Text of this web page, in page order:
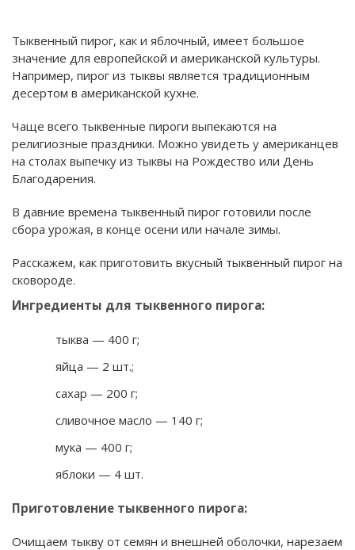
Тыквенный пирог, как и яблочный, имеет большое
значение для европейской и американской культуры.
Например, пирог из тыквы является традиционным
десертом в американской кухне.
Чаще всего тыквенные пироги выпекаются на
религиозные праздники. Можно увидеть у американцев
на столах выпечку из тыквы на Рождество или День
Благодарения.
В давние времена тыквенный пирог готовили после
сбора урожая, в конце осени или начале зимы.
Расскажем, как приготовить вкусный тыквенный пирог на
сковороде.
Ингредиенты для тыквенного пирога:
тыква — 400 г;
яйца — 2 шт.;
сахар — 200 г;
сливочное масло — 140 г;
мука — 400 г;
яблоки — 4 шт.
Приготовление тыквенного пирога:
Очищаем тыкву от семян и внешней оболочки, нарезаем